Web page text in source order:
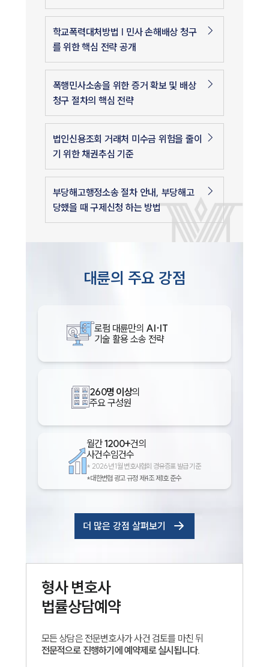
학교폭력대처방법 | 민사 손해배상 청구
를 위한 핵심 전략 공개
폭행민사소송을 위한 증거 확보 및 배상
청구 절차의 핵심 전략
법인신용조회 거래처 미수금 위험을 줄이
기 위한 채권추심 기준
부당해고행정소송 절차 안내, 부당해고
당했을 때 구제신청 하는 방법
대륜의 주요 강점
로펌 대륜만의 AI·IT
기술 활용 소송 전략
260명 이상의
주요 구성원
월간1200+건의
사건수임건수
* 2026년 1월 변호사협회 경유증표 발급 기준
*대한변협 광고 규정 제4조 제1호 준수
더 많은 강점 살펴보기
형사변호사
법률상담예약
모든 상담은 전문변호사가 사건 검토를 마친 뒤
전문적으로 진행하기에 예약제로 실시됩니다.